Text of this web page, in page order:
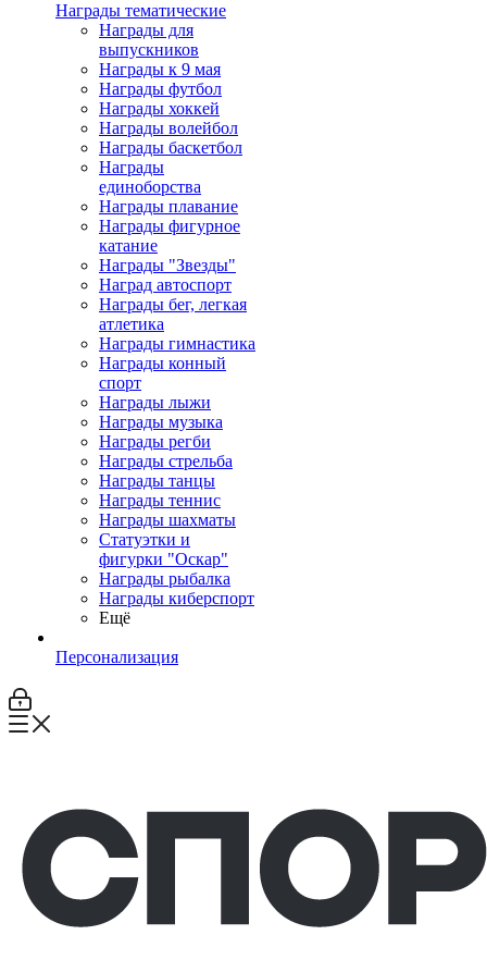
Награды тематические
Награды для
выпускников
Награды к 9 мая
Награды футбол
Награды хоккей
Награды волейбол
Награды баскетбол
Награды
единоборства
Награды плавание
Награды фигурное
катание
Награды "Звезды"
Наград автоспорт
Награды бег, легкая
атлетика
Награды гимнастика
Награды конный
спорт
Награды лыжи
Награды музыка
Награды регби
Награды стрельба
Награды танцы
Награды теннис
Награды шахматы
Статуэтки и
фигурки "Оскар"
Награды рыбалка
Награды киберспорт
Ещё
Персонализация